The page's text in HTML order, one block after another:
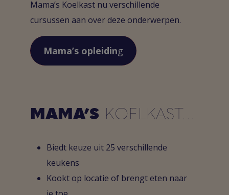
Mama’s Koelkast nu verschillende
cursussen aan over deze onderwerpen.
Mama’s opleiding
MAMA’S KOELKAST…
Biedt keuze uit 25 verschillende
keukens
Kookt op locatie of brengt eten naar